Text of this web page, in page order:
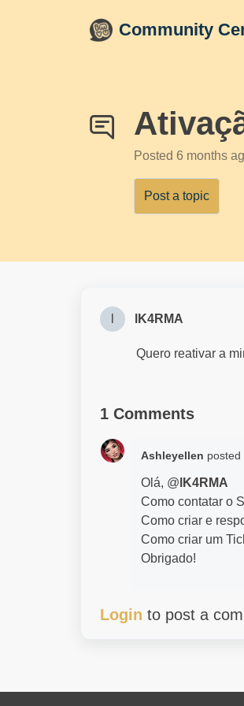
Community
Posted 6 months
Post a topic
lK4RMA
Quero reativar a
1 Comments
Ashleyellen posted
Olá, @ lK4RMA
Como contatar o
Como criar e
Como criar um
Obrigado!
Login to post a